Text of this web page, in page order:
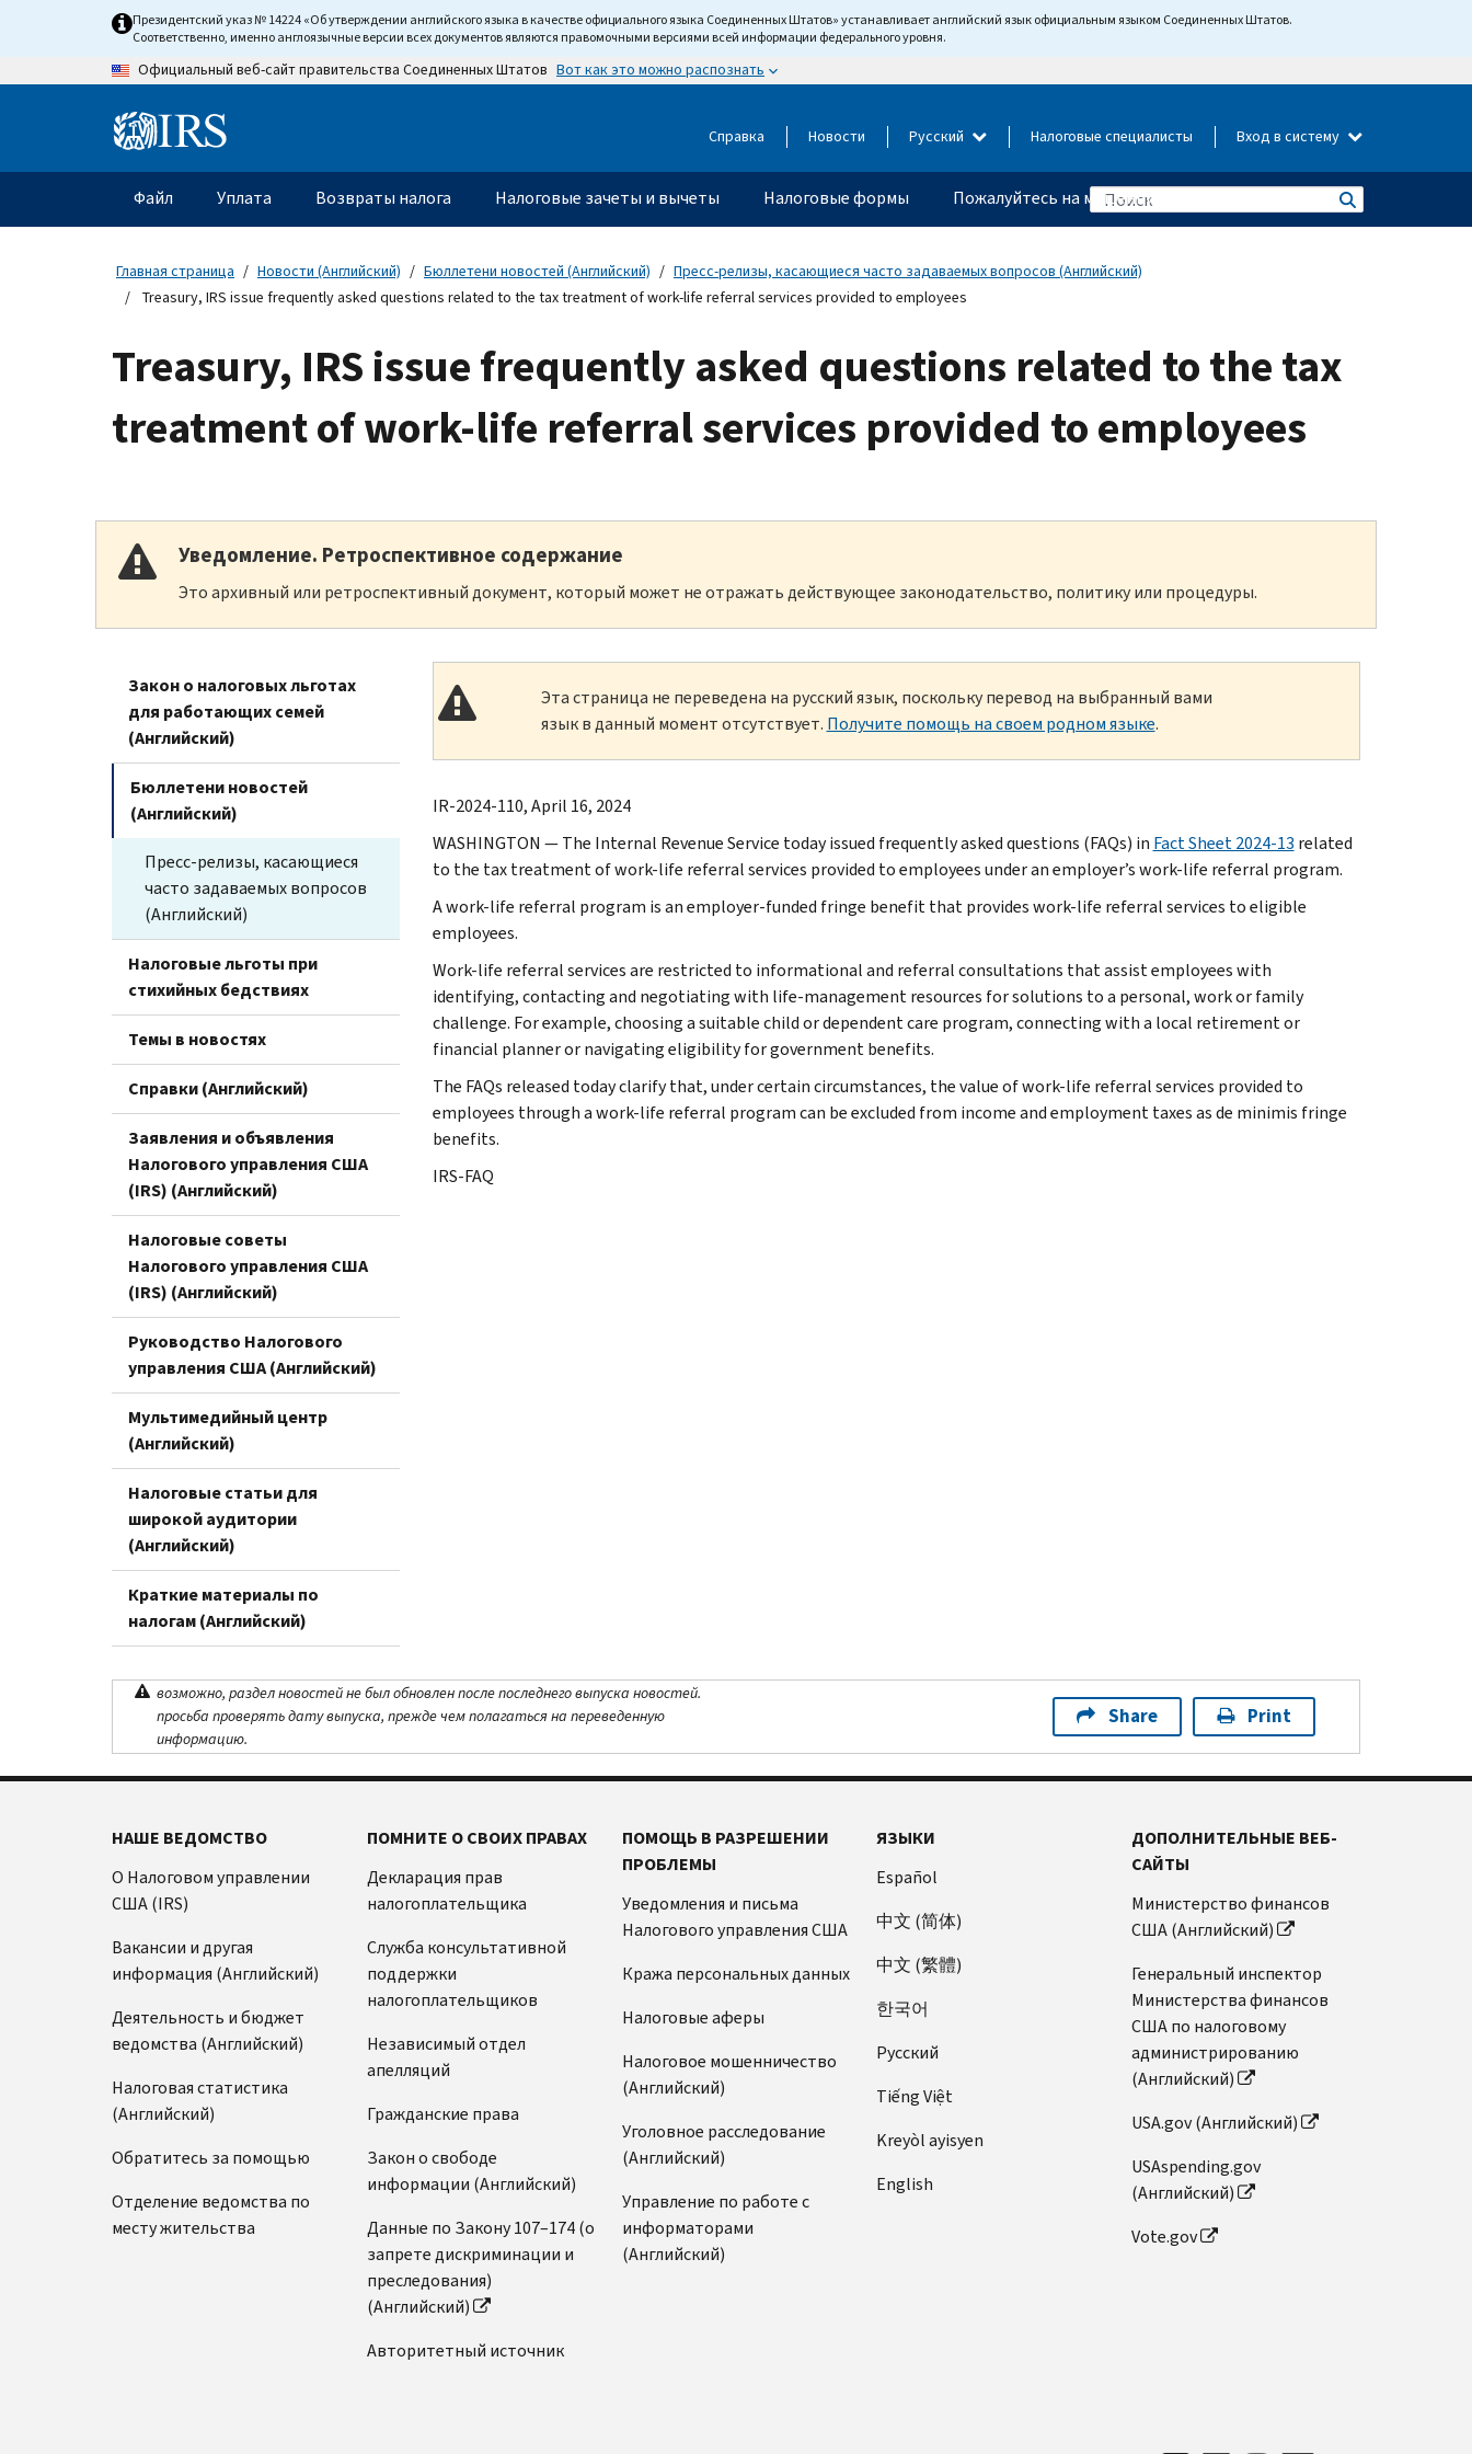
content
Президентский указ № 14224 «Об утверждении английского языка в качестве официального языка Соединенных Штатов» устанавливает английский язык официальным языком Соединенных Штатов.
Соответственно, именно англоязычные версии всех документов являются правомочными версиями всей информации федерального уровня.
Официальный веб-сайт правительства Соединенных Штатов Вот как это можно распознать
Information Справка Новости Русский Налоговые специалисты Вход в систему
Главное
меню
Файл Уплата Возвраты налога Налоговые зачеты и вычеты Налоговые формы Пожалуйтесь на мошенничество
Главная страница Новости (Английский) Бюллетени новостей (Английский)
Пресс-релизы, касающиеся часто задаваемых вопросов (Английский)
Treasury, IRS issue frequently asked questions related to the tax treatment of work-life referral services provided to employees
Treasury, IRS issue frequently asked questions related to the tax
treatment of work-life referral services provided to employees
Уведомление. Ретроспективное содержание
Это архивный или ретроспективный документ, который может не отражать действующее законодательство, политику или процедуры.
Закон о налоговых льготах
для работающих семей
(Английский)
Бюллетени новостей
(Английский)
Пресс-релизы, касающиеся
часто задаваемых вопросов
(Английский)
Налоговые льготы при
стихийных бедствиях
Темы в новостях
Справки (Английский)
Заявления и объявления
Налогового управления США
(IRS) (Английский)
Налоговые советы
Налогового управления США
(IRS) (Английский)
Руководство Налогового
управления США (Английский)
Мультимедийный центр
(Английский)
Налоговые статьи для
широкой аудитории
(Английский)
Краткие материалы по
налогам (Английский)
Эта страница не переведена на русский язык, поскольку перевод на выбранный вами
язык в данный момент отсутствует. Получите помощь на своем родном языке.
IR-2024-110, April 16, 2024
WASHINGTON — The Internal Revenue Service today issued frequently asked questions (FAQs) in Fact Sheet 2024-13 related
to the tax treatment of work-life referral services provided to employees under an employer’s work-life referral program.
A work-life referral program is an employer-funded fringe benefit that provides work-life referral services to eligible
employees.
Work-life referral services are restricted to informational and referral consultations that assist employees with
identifying, contacting and negotiating with life-management resources for solutions to a personal, work or family
challenge. For example, choosing a suitable child or dependent care program, connecting with a local retirement or
financial planner or navigating eligibility for government benefits.
The FAQs released today clarify that, under certain circumstances, the value of work-life referral services provided to
employees through a work-life referral program can be excluded from income and employment taxes as de minimis fringe
benefits.
IRS-FAQ
возможно, раздел новостей не был обновлен после последнего выпуска новостей.
просьба проверять дату выпуска, прежде чем полагаться на переведенную
информацию.
Share Print
НАШЕ ВЕДОМСТВО
О Налоговом управлении
США (IRS)
Вакансии и другая
информация (Английский)
Деятельность и бюджет
ведомства (Английский)
Налоговая статистика
(Английский)
Обратитесь за помощью
Отделение ведомства по
месту жительства
ПОМНИТЕ О СВОИХ ПРАВАХ
Декларация прав
налогоплательщика
Служба консультативной
поддержки
налогоплательщиков
Независимый отдел
апелляций
Гражданские права
Закон о свободе
информации (Английский)
Данные по Закону 107–174 (о
запрете дискриминации и
преследования)
(Английский)
Авторитетный источник
ПОМОЩЬ В РАЗРЕШЕНИИ
ПРОБЛЕМЫ
Уведомления и письма
Налогового управления США
Кража персональных данных
Налоговые аферы
Налоговое мошенничество
(Английский)
Уголовное расследование
(Английский)
Управление по работе с
информаторами
(Английский)
ЯЗЫКИ
Español
中文 (简体)
中文 (繁體)
한국어
Pусский
Tiếng Việt
Kreyòl ayisyen
English
ДОПОЛНИТЕЛЬНЫЕ ВЕБ-
САЙТЫ
Министерство финансов
США (Английский)
Генеральный инспектор
Министерства финансов
США по налоговому
администрированию
(Английский)
USA.gov (Английский)
USAspending.gov
(Английский)
Vote.gov